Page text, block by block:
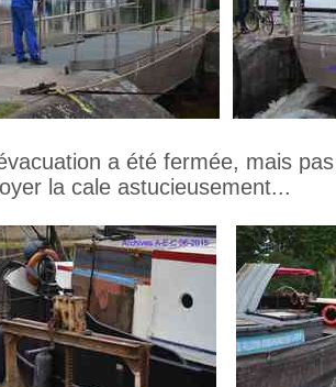
a été fermée, mais
la cale astucieusement...